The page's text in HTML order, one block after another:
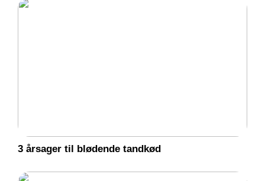
3 årsager til blødende tandkød